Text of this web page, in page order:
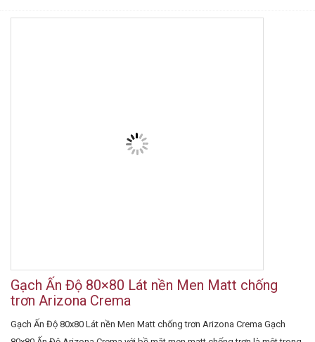
Gạch Ấn Độ 80×80 Lát nền Men Matt chống
trơn Arizona Crema
Gạch Ấn Độ 80x80 Lát nền Men Matt chống trơn Arizona Crema Gạch